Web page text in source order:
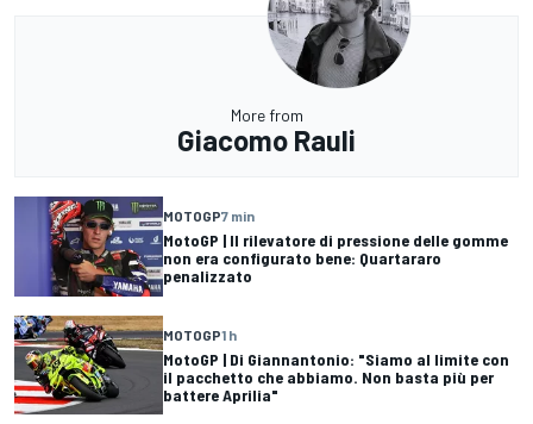
More from
Giacomo Rauli
MOTOGP7 min
MotoGP | Il rilevatore di pressione delle gomme
non era configurato bene: Quartararo
penalizzato
MOTOGP1 h
MotoGP | Di Giannantonio: "Siamo al limite con
il pacchetto che abbiamo. Non basta più per
battere Aprilia"